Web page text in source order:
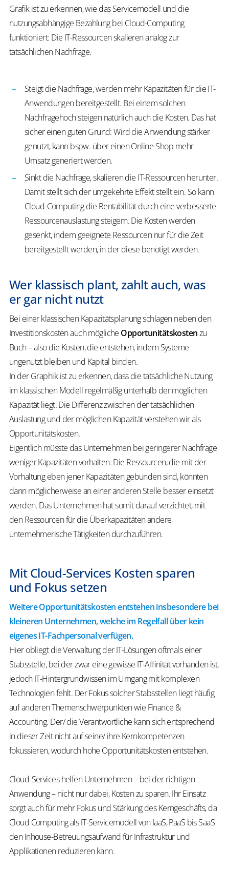
Grafik ist zu erkennen, wie das Servicemodell und die
nutzungsabhängige Bezahlung bei Cloud-Computing
funktioniert: Die IT-Ressourcen skalieren analog zur
tatsächlichen Nachfrage.
Steigt die Nachfrage, werden mehr Kapazitäten für die IT-
Anwendungen bereitgestellt. Bei einem solchen
Nachfragehoch steigen natürlich auch die Kosten. Das hat
sicher einen guten Grund: Wird die Anwendung stärker
genutzt, kann bspw. über einen Online-Shop mehr
Umsatz generiert werden.
Sinkt die Nachfrage, skalieren die IT-Ressourcen herunter.
Damit stellt sich der umgekehrte Effekt stellt ein. So kann
Cloud-Computing die Rentabilität durch eine verbesserte
Ressourcenauslastung steigern. Die Kosten werden
gesenkt, indem geeignete Ressourcen nur für die Zeit
bereitgestellt werden, in der diese benötigt werden.
Wer klassisch plant, zahlt auch, was
er gar nicht nutzt
Bei einer klassischen Kapazitätsplanung schlagen neben den
Investitionskosten auch mögliche Opportunitätskostenzu
Buch – also die Kosten, die entstehen, indem Systeme
ungenutzt bleiben und Kapital binden.
In der Graphik ist zu erkennen, dass die tatsächliche Nutzung
im klassischen Modell regelmäßig unterhalb der möglichen
Kapazität liegt. Die Differenz zwischen der tatsächlichen
Auslastung und der möglichen Kapazität verstehen wir als
Opportunitätskosten.
Eigentlich müsste das Unternehmen bei geringerer Nachfrage
weniger Kapazitäten vorhalten. Die Ressourcen, die mit der
Vorhaltung eben jener Kapazitäten gebunden sind, könnten
dann möglicherweise an einer anderen Stelle besser einsetzt
werden. Das Unternehmen hat somit darauf verzichtet, mit
den Ressourcen für die Überkapazitäten andere
unternehmerische Tätigkeiten durchzuführen.
Mit Cloud-Services Kosten sparen
und Fokus setzen
Weitere Opportunitätskosten entstehen insbesondere bei
kleineren Unternehmen, welche im Regelfall über kein
eigenes IT-Fachpersonal verfügen.
Hier obliegt die Verwaltung der IT-Lösungen oftmals einer
Stabsstelle, bei der zwar eine gewisse IT-Affinität vorhanden ist,
jedoch IT-Hintergrundwissen im Umgang mit komplexen
Technologien fehlt. Der Fokus solcher Stabsstellen liegt häufig
auf anderen Themenschwerpunkten wie Finance &
Accounting. Der/ die Verantwortliche kann sich entsprechend
in dieser Zeit nicht auf seine/ ihre Kernkompetenzen
fokussieren, wodurch hohe Opportunitätskosten entstehen.
Cloud-Services helfen Unternehmen – bei der richtigen
Anwendung – nicht nur dabei, Kosten zu sparen. Ihr Einsatz
sorgt auch für mehr Fokus und Stärkung des Kerngeschäfts, da
Cloud Computing als IT-Servicemodell von IaaS, PaaS bis SaaS
den Inhouse-Betreuungsaufwand für Infrastruktur und
Applikationen reduzieren kann.